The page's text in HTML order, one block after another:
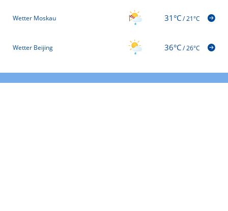
Wetter Moskau 31°C/21°C
Wetter Beijing 36°C/26°C